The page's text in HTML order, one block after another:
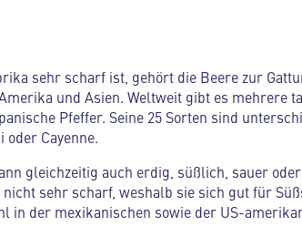
sehr scharf ist, gehört die Beere zur
und Asien. Weltweit gibt es mehrere
Pfeffer. Seine 25 Sorten sind
Cayenne.
gleichzeitig auch erdig, süßlich, sauer
sehr scharf, weshalb sie sich gut für
in der mexikanischen sowie der US-